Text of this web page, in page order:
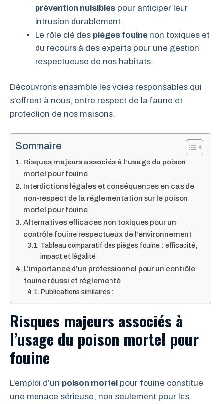
prévention nuisibles pour anticiper leur
intrusion durablement.
Le rôle clé des pièges fouine non toxiques et
du recours à des experts pour une gestion
respectueuse de nos habitats.
Découvrons ensemble les voies responsables qui
s’offrent à nous, entre respect de la faune et
protection de nos maisons.
Sommaire
Risques majeurs associés à l’usage du poison
mortel pour fouine
Interdictions légales et conséquences en cas de
non-respect de la réglementation sur le poison
mortel pour fouine
Alternatives efficaces non toxiques pour un
contrôle fouine respectueux de l’environnement
Tableau comparatif des pièges fouine : efficacité,
impact et légalité
L’importance d’un professionnel pour un contrôle
fouine réussi et réglementé
Publications similaires :
Risques majeurs associés à
l’usage du poison mortel pour
fouine
L’emploi d’un poison mortel pour fouine constitue
une menace sérieuse, non seulement pour les